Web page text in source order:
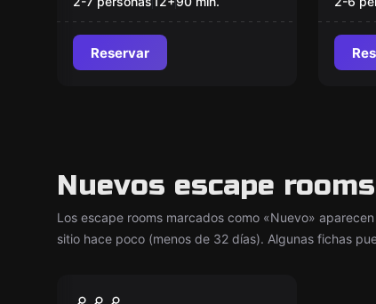
Reservar
Nuevos escape
Los escape rooms marcados como «Nuevo»
sitio hace poco (menos de 32 días). Algunas fichas
Nuevo
Escape: Comida 2050